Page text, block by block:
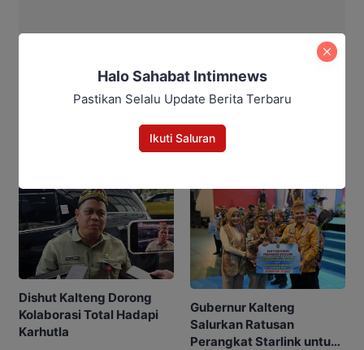
Berita Rekomendasi
Dishut Kalteng Dorong
Kolaborasi Total Hadapi
Karhutla
Gubernur Kalteng
Salurkan Ratusan
Perangkat Starlink untuk
Halo Sahabat Intimnews
Pastikan Selalu Update Berita Terbaru
Ikuti Saluran